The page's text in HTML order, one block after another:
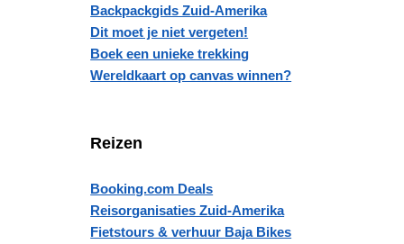
Backpackgids Zuid-Amerika
Dit moet je niet vergeten!
Boek een unieke trekking
Wereldkaart op canvas winnen?
Reizen
Booking.com Deals
Reisorganisaties Zuid-Amerika
Fietstours & verhuur Baja Bikes